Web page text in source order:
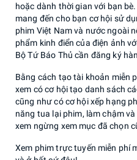
hoặc dành thời gian với bạn
mang đến cho bạn cơ hội sử
phim Việt Nam và nước ngoài
phẩm kinh điển của điện ảnh
Bộ Tứ Báo Thủ cần đăng ký
Bằng cách tạo tài khoản miễn
xem có cơ hội tạo danh sách
cũng như có cơ hội xếp hạng
năng tua lại phim, làm chậm
xem ngừng xem mục đã chọn
Xem phim trực tuyến miễn phí